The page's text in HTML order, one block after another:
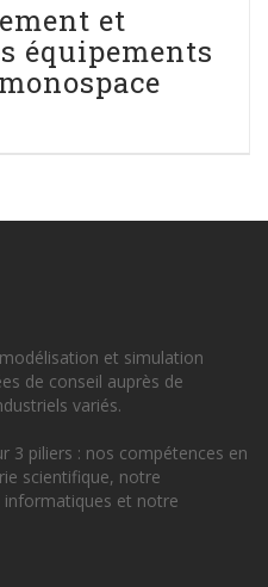
et
équipements
et simulation
de conseil auprès de
variés.
3 piliers : nos compétences en
scientifique, notre
et notre